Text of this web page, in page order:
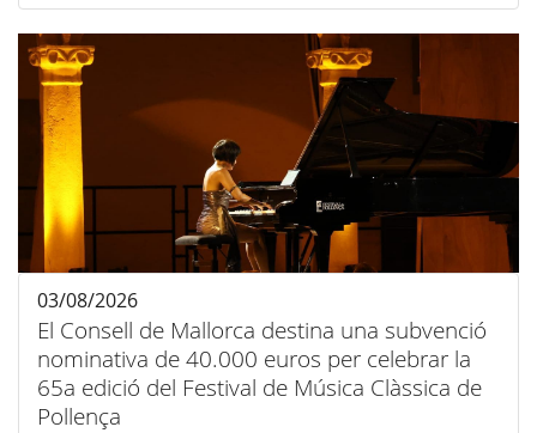
El Consell de Mallorca destina una subvenció
nominativa de 40.000 euros per celebrar la
65a edició del Festival de Música Clàssica de
Pollença
03/08/2026